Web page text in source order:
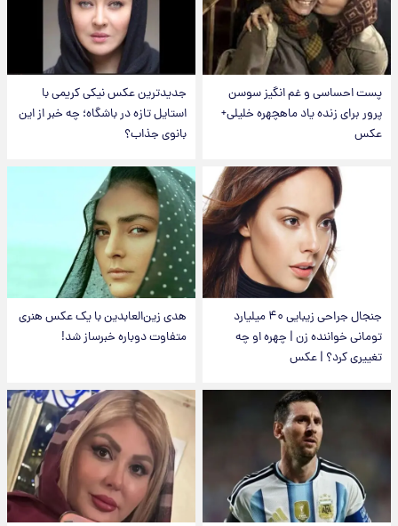
پست احساسی و غم انگیز سوسن
پرور برای زنده یاد ماهچهره خلیلی+
عکس
جدیدترین عکس نیکی کریمی با
استایل تازه در باشگاه؛ چه خبر از این
بانوی جذاب؟
جنجال جراحی زیبایی ۴۰ میلیارد
تومانی خواننده زن | چهره او چه
تغییری کرد؟ | عکس
هدی زین‌العابدین با یک عکس هنری
متفاوت دوباره خبرساز شد!